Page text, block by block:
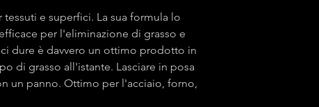
tessuti e superfici. La sua formula lo
per l'eliminazione di grasso e
dure è davvero un ottimo prodotto in
di grasso all'istante. Lasciare in posa
un panno. Ottimo per l'acciaio, forno,